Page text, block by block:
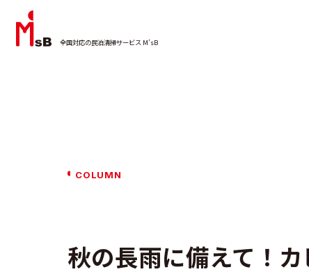
全国対応の民泊清掃サービス M’sB
COLUMN
秋の長雨に備えて！